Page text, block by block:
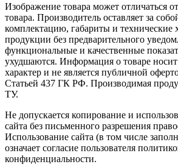
Изображение товара может отличаться
товара. Производитель оставляет за
комплектацию, габариты и технические
продукции без предварительного
функциональные и качественные
ухудшаются. Информация о товаре
характер и не является публичной
Статьей 437 ГК РФ. Производимая
ТУ.
Не допускается копирование и
сайта без письменного разрешения
Использование сайта (в том числе
означает согласие пользователя
конфиденциальности.